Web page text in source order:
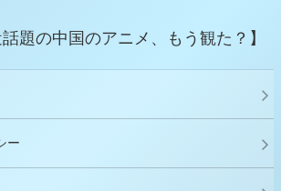
題の中国のアニメ、もう観た？】
ー